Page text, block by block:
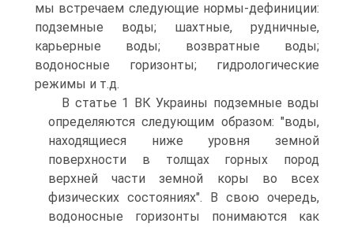
мы встречаем следующие нормы-дефиниции:
подземные воды; шахтные, рудничные,
карьерные воды; возвратные воды;
водоносные горизонты; гидрологические
режимы и т.д.
В статье 1 ВК Украины подземные воды
определяются следующим образом: "воды,
находящиеся ниже уровня земной
поверхности в толщах горных пород
верхней части земной коры во всех
физических состояниях". В свою очередь,
водоносные горизонты понимаются как